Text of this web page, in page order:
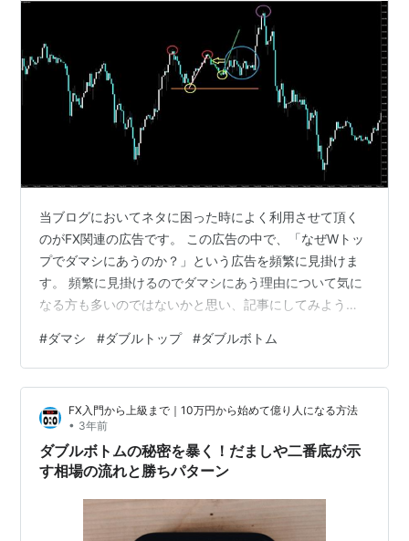
当ブログにおいてネタに困った時によく利用させて頂く
のがFX関連の広告です。 この広告の中で、「なぜWトッ
プでダマシにあうのか？」という広告を頻繁に見掛けま
す。 頻繁に見掛けるのでダマシにあう理由について気に
なる方も多いのではないかと思い、記事にしてみようと
さんという方の著作物を読んだことがないので、以下に
書く内容というのは私が一から考えたものとなります。
維新の介さんに対抗するつもりはありませんし、営業妨
害をする気もないということを最初に強調しておきま
す。 単にネタに困っているだけなのでwww では、何故
ダブルトップでダマシにあうのでしょうか…
#ダマシ #ダブルトップ #ダブルボトム
FX入門から上級まで｜10万円から始めて億り人になる方法
• 3年前
ダブルボトムの秘密を暴く！だましや二番底が示
す相場の流れと勝ちパターン